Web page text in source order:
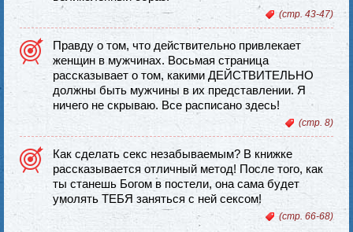
(стр. 43-47)
Правду о том, что действительно привлекает
женщин в мужчинах. Восьмая страница
рассказывает о том, какими ДЕЙСТВИТЕЛЬНО
должны быть мужчины в их представлении. Я
ничего не скрываю. Все расписано здесь!
(стр. 8)
Как сделать секс незабываемым? В книжке
рассказывается отличный метод! После того, как
ты станешь Богом в постели, она сама будет
умолять ТЕБЯ заняться с ней сексом!
(стр. 66-68)